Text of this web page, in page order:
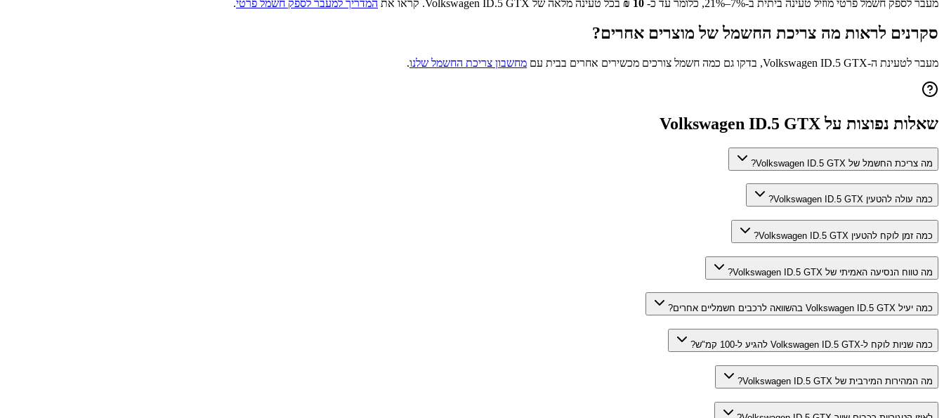
מעבר לספק חשמל פרטי מוזיל טעינה ביתית ב-7%–21%, כלומר עד כ- 10
₪ בכל טעינה מלאה של Volkswagen ID.5 GTX. קראו את המדריך למעבר לספק חשמל פרטי.
סקרנים לראות מה צריכת החשמל של מוצרים אחרים?
מעבר לטעינת ה-Volkswagen ID.5 GTX, בדקו גם כמה חשמל צורכים מכשירים אחרים בבית עם מחשבון צריכת החשמל שלנו.
שאלות נפוצות עלVolkswagen ID.5 GTX
מה צריכת החשמל של Volkswagen ID.5 GTX?
כמה עולה להטעין Volkswagen ID.5 GTX?
כמה זמן לוקח להטעין Volkswagen ID.5 GTX?
מה טווח הנסיעה האמיתי של Volkswagen ID.5 GTX?
כמה יעיל Volkswagen ID.5 GTX בהשוואה לרכבים חשמליים אחרים?
כמה שניות לוקח ל-Volkswagen ID.5 GTX להגיע ל-100 קמ"ש?
מה המהירות המירבית של Volkswagen ID.5 GTX?